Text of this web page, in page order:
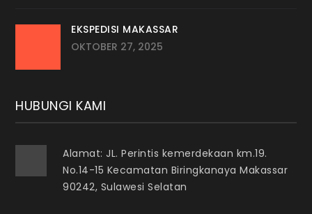
EKSPEDISI MAKASSAR
OKTOBER 27, 2025
HUBUNGI KAMI
Alamat: JL. Perintis kemerdekaan km.19.
No.14-15 Kecamatan Biringkanaya Makassar
90242, Sulawesi Selatan